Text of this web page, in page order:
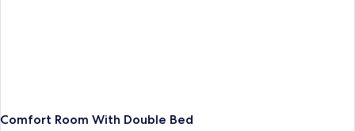
Comfort Room With Double Bed